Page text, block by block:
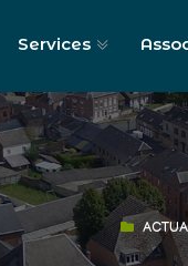
Services